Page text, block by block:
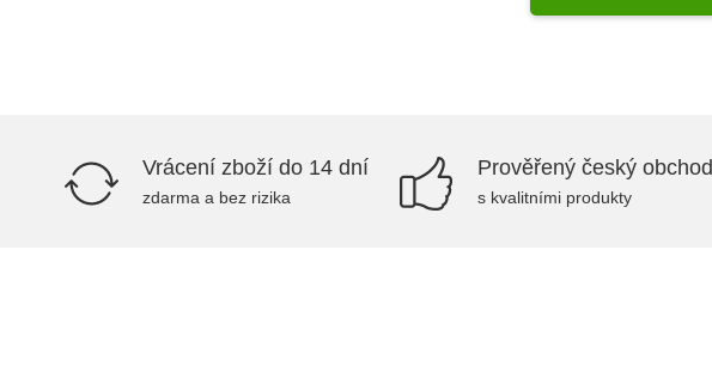
Vrácení zboží do 14 dní
zdarma a bez rizika
Prověřený český obchod
s kvalitními produkty